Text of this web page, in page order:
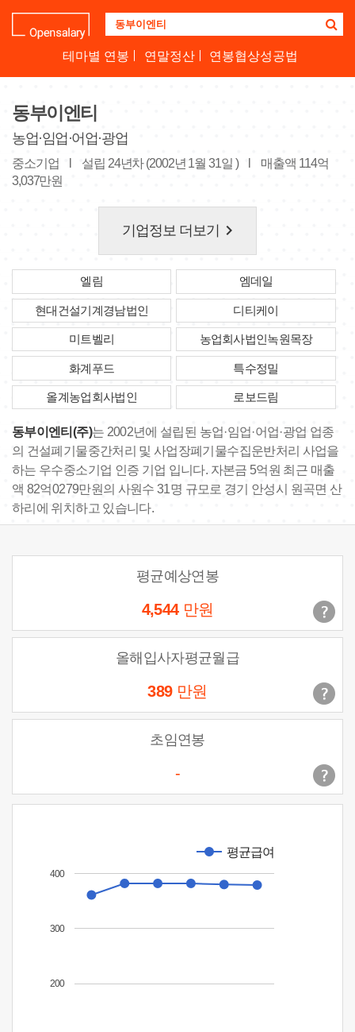
업
명
세
요
테마별 연봉 연말정산 연봉협상성공법
동부이엔티
농업·임업·어업·광업
중소기업 설립 24년차 (2002년 1월 31일 )
매출액 114억
3,037만원
기업정보 더보기 keyboard_arrow_right
엘림 엠데일
현대건설기계경남법인 디티케이
미트벨리 농업회사법인녹원목장
화계푸드 특수정밀
올계농업회사법인 로보드림
동부이엔티(주)는 2002년에 설립된 농업·임업·어업·광업 업종
의 건설폐기물중간처리 및 사업장폐기물수집운반처리 사업을
하는 우수중소기업 인증 기업 입니다. 자본금 5억원 최근 매출
액 82억0279만원의 사원수 31명 규모로 경기 안성시 원곡면 산
하리에 위치하고 있습니다.
평균예상연봉
4,544 만원
올해입사자평균월급
389 만원
초임연봉
-
평균급여
200
300
400